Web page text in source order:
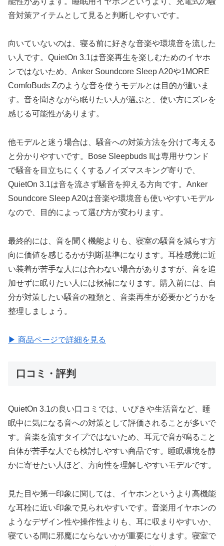
音対策アイテムとして見ると判断しやすいです。
向いていないのは、寝る前に好きな音楽や環境音を流した
い人です。QuietOn 3.1は音楽再生を楽しむためのイヤホ
ンではないため、Anker Soundcore Sleep A20や1MORE
ComfoBuds Zのような音を使うモデルとは目的が違いま
す。音を聞きながら眠りたい人が選ぶと、使い方にズレを
感じる可能性があります。
他モデルと迷う場合は、騒音への対策方法を分けて考える
と分かりやすいです。Bose Sleepbuds IIは専用サウンド
で騒音を目立ちにくくするノイズマスキング寄りで、
QuietOn 3.1は音を流さず騒音を抑える方向です。Anker
Soundcore Sleep A20は音楽や環境音も使いやすいモデル
なので、目的によって選び方が変わります。
最終的には、音を聞く機能よりも、寝室の騒音を減らす方
向に価値を感じるかが判断基準になります。耳栓感覚に近
い装着が苦手な人には合わない場合がありますが、音を追
加せずに眠りたい人には候補になります。購入前には、自
分が対策したい騒音の種類と、音楽再生が必要かどうかを
整理しましょう。
▶ 商品ページで詳細を見る
口コミ・評判
QuietOn 3.1の良い口コミでは、いびきや生活音など、睡
眠中に気になる音への対策として評価されることが多いで
す。音楽を流すタイプではないため、耳元で音が鳴ること
自体が苦手な人でも検討しやすい商品です。睡眠環境を静
かに寄せたい人ほど、方向性を理解しやすいモデルです。
見た目や第一印象に関しては、イヤホンというより高機能
な耳栓に近い印象で見られやすいです。音楽用イヤホンの
ようなデザイン性や操作性よりも、耳に収まりやすいか、
寝ている間に邪魔にならないかが重要になります。寝室で